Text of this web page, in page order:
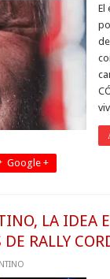
El
Google +
LA IDEA
RALLY